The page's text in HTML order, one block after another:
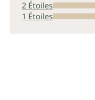
2 Étoiles
1 Étoiles